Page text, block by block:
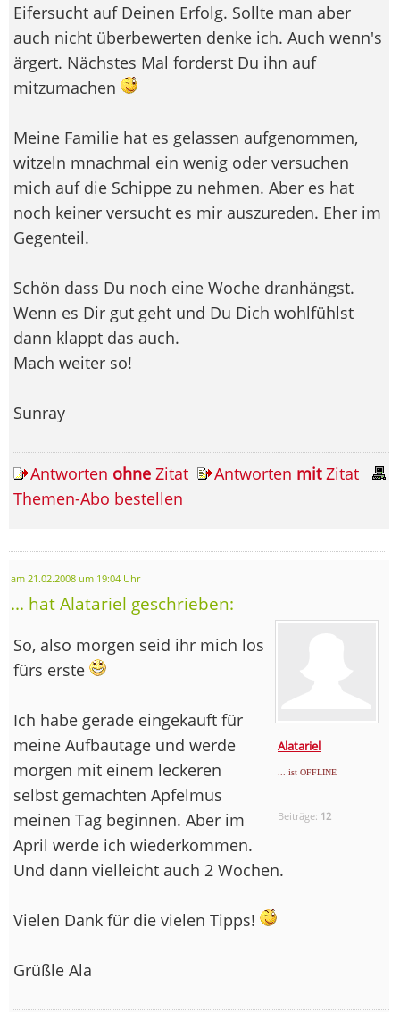
Eifersucht auf Deinen Erfolg. Sollte man aber
auch nicht überbewerten denke ich. Auch wenn's
ärgert. Nächstes Mal forderst Du ihn auf
mitzumachen
Meine Familie hat es gelassen aufgenommen,
witzeln mnachmal ein wenig oder versuchen
mich auf die Schippe zu nehmen. Aber es hat
noch keiner versucht es mir auszureden. Eher im
Gegenteil.
Schön dass Du noch eine Woche dranhängst.
Wenn es Dir gut geht und Du Dich wohlfühlst
dann klappt das auch.
Mach weiter so!
Sunray
Antworten ohne Zitat Antworten mitZitat
Themen-Abo bestellen
am 21.02.2008 um 19:04 Uhr
... hat Alatariel geschrieben:
Alatariel
... ist OFFLINE
Beiträge: 12
So, also morgen seid ihr mich los
fürs erste
Ich habe gerade eingekauft für
meine Aufbautage und werde
morgen mit einem leckeren
selbst gemachten Apfelmus
meinen Tag beginnen. Aber im
April werde ich wiederkommen.
Und dann vielleicht auch 2 Wochen.
Vielen Dank für die vielen Tipps!
Grüßle Ala